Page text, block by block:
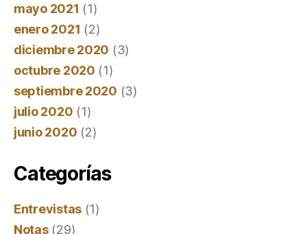
mayo 2021 (1)
enero 2021 (2)
diciembre 2020 (3)
octubre 2020 (1)
septiembre 2020 (3)
julio 2020 (1)
junio 2020 (2)
Categorías
Entrevistas (1)
Notas(29)